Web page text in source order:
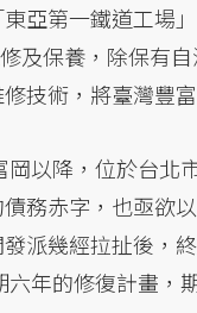
亞第一鐵道工場
及保養，除保有
技術，將臺灣豐
以降，位於台北
務赤字，也亟欲
派幾經拉扯後，
年的修復計畫，